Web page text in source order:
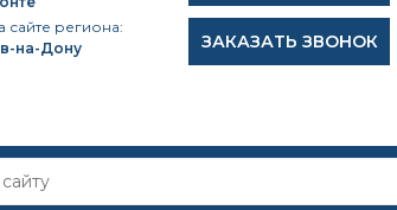
ЗАКАЗАТЬ ЗВОНОК
сайте региона:
на-Дону